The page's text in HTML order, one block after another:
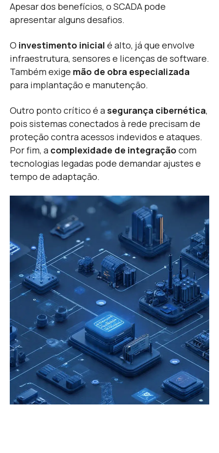
Apesar dos benefícios, o SCADA pode
apresentar alguns desafios.
O investimento inicial é alto, já que envolve
infraestrutura, sensores e licenças de software.
Também exige mão de obra especializada
para implantação e manutenção.
Outro ponto crítico é a segurança cibernética,
pois sistemas conectados à rede precisam de
proteção contra acessos indevidos e ataques.
Por fim, a complexidade de integração com
tecnologias legadas pode demandar ajustes e
tempo de adaptação.